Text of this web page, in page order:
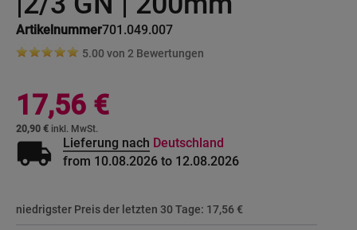
Artikelnummer701.049.007
gallery
5.00 von 2 Bewertungen
20,90 €
17,56 €
local_shipping Lieferung nach Deutschland
from 10.08.2026 to 12.08.2026
niedrigster Preis der letzten 30 Tage: 17,56 €